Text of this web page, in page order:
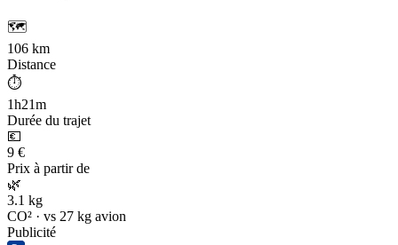
🗺️
106 km
Distance
⏱️
1h21m
Durée du trajet
💶
9 €
Prix à partir de
🌿
3.1 kg
CO² · vs 27 kg avion
Publicité